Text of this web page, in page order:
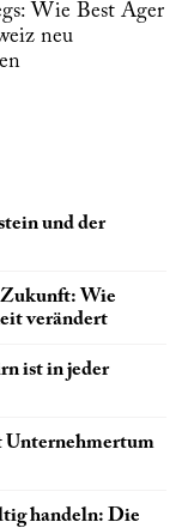
Wie Best Ager
neu
und der
Wie
verändert
ist in jeder
Unternehmertum
handeln: Die